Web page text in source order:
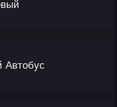
Автобус